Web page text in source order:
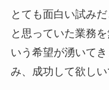
とても面白い試み
と思っていた業務
いう希望が湧いて
み、成功して欲しい